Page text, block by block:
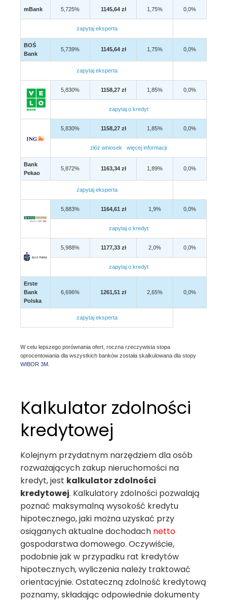
mBank 5,725% 1145,64 zł 1,75% 0,0%
zapytaj eksperta
BOŚ
Bank
5,739% 1145,64 zł 1,75% 0,0%
zapytaj eksperta
5,830% 1158,27 zł 1,85% 0,0%
zapytaj o kredyt
5,830% 1158,27 zł 1,85% 0,0%
złóż wniosek więcej informacji
Bank
Pekao
5,872% 1163,34 zł 1,89% 0,0%
zapytaj eksperta
5,883% 1164,61 zł 1,9% 0,0%
zapytaj o kredyt
5,988% 1177,33 zł 2,0% 0,0%
zapytaj o kredyt
Erste
Bank
Polska
6,696% 1261,51 zł 2,65% 0,0%
zapytaj eksperta
W celu lepszego porównania ofert, roczna rzeczywista stopa
oprocentowania dla wszystkich banków została skalkulowana dla stopy
WIBOR 3M
Kalkulator zdolności
kredytowej
Kolejnym przydatnym narzędziem dla osób
rozważających zakup nieruchomości na
kredyt, jest kalkulator zdolności
kredytowej. Kalkulatory zdolności pozwalają
poznać maksymalną wysokość kredytu
hipotecznego, jaki można uzyskać przy
osiąganych aktualne dochodach netto
gospodarstwa domowego. Oczywiście,
podobnie jak w przypadku rat kredytów
hipotecznych, wyliczenia należy traktować
orientacyjnie. Ostateczną zdolność kredytową
poznamy, składając odpowiednie dokumenty